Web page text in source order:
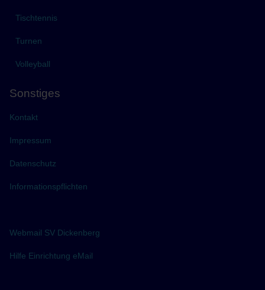
Tischtennis
Turnen
Volleyball
Sonstiges
Kontakt
Impressum
Datenschutz
Informationspflichten
Webmail SV Dickenberg
Hilfe Einrichtung eMail